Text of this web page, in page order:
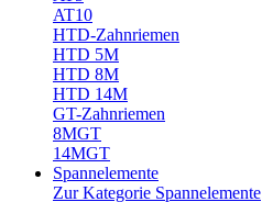
AT10
HTD-Zahnriemen
HTD 5M
HTD 8M
HTD 14M
GT-Zahnriemen
8MGT
14MGT
Spannelemente
Zur Kategorie Spannelemente